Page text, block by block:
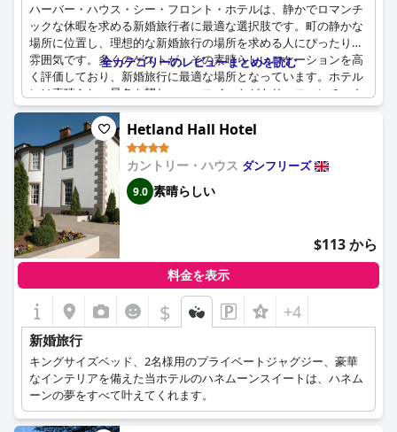
ハーバー・ハウス・シー・フロント・ホテルは、静かでロマンチ
ックな休暇を求める新婚旅行者に最適な選択肢です。町の静かな
場所に位置し、理想的な新婚旅行の場所を求める人にぴったりの
雰囲気です。多くのゲストが、その素晴らしいロケーションを高
く評価しており、新婚旅行に最適な場所となっています。ホテル
には素晴らしい景色を望むハニースイートがあり、ロマンチック
な逃避行に最適であると評されています。
特別なハネムーンパッケージも用意されており、新婚夫婦のため
に特別に考えられた心遣いで、ロマンチックな体験をさらに高め
ます。生演奏があることは、新婚旅行のゲストにとって魅力的な
要素であり、思い出に残る滞在の背景を提供します。全体とし
て、ホテルは新婚旅行に最適な雰囲気を醸し出しており、愛を祝
う人にとって素晴らしい目的地です。
全カテゴリーのレビューまとめを読む
Hetland Hall Hotel
カントリー・ハウス ダンフリーズ
9.0 素晴らしい
$113 から
料金を表示
$ +4
新婚旅行
キングサイズベッド、2名様用のプライベートジャグジー、豪華
なインテリアを備えた当ホテルのハネムーンスイートは、ハネム
ーンの夢をすべて叶えてくれます。